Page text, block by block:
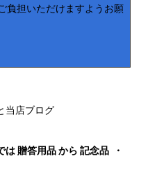
負担いただけますようお願
店ブログ
贈答用品 から 記念品 ・